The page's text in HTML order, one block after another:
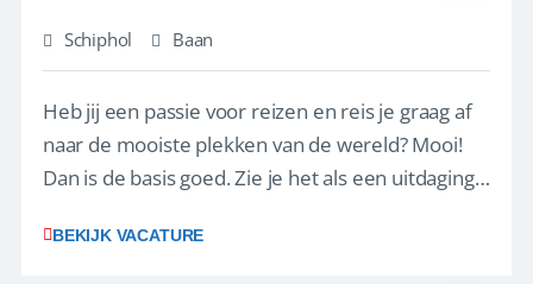
Schiphol Baan
Heb jij een passie voor reizen en reis je graag af
naar de mooiste plekken van de wereld? Mooi!
Dan is de basis goed. Zie je het als een uitdaging
het samenstellen en boeken van de perfecte
BEKIJK VACATURE